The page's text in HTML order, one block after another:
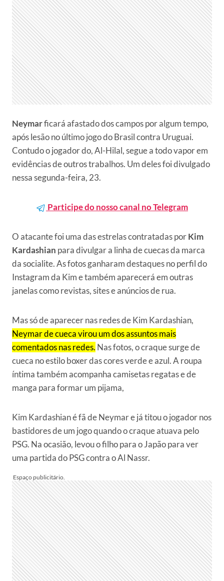
Neymarficará afastado dos campos por algum tempo,
após lesão no último jogo do Brasil contra Uruguai.
Contudo o jogador do, Al-Hilal, segue a todo vapor em
evidências de outros trabalhos. Um deles foi divulgado
nessa segunda-feira, 23.
Participe do nosso canal no Telegram
O atacante foi uma das estrelas contratadas porKim
Kardashian para divulgar a linha de cuecas da marca
da socialite. As fotos ganharam destaques no perfil do
Instagram da Kim e também aparecerá em outras
janelas como revistas, sites e anúncios de rua.
Mas só de aparecer nas redes de Kim Kardashian,
Neymar de cueca virou um dos assuntos mais
comentados nas redes. Nas fotos, o craque surge de
cueca no estilo boxer das cores verde e azul. A roupa
íntima também acompanha camisetas regatas e de
manga para formar um pijama,
Kim Kardashian é fã de Neymar e já titou o jogador nos
bastidores de um jogo quando o craque atuava pelo
PSG. Na ocasião, levou o filho para o Japão para ver
uma partida do PSG contra o Al Nassr.